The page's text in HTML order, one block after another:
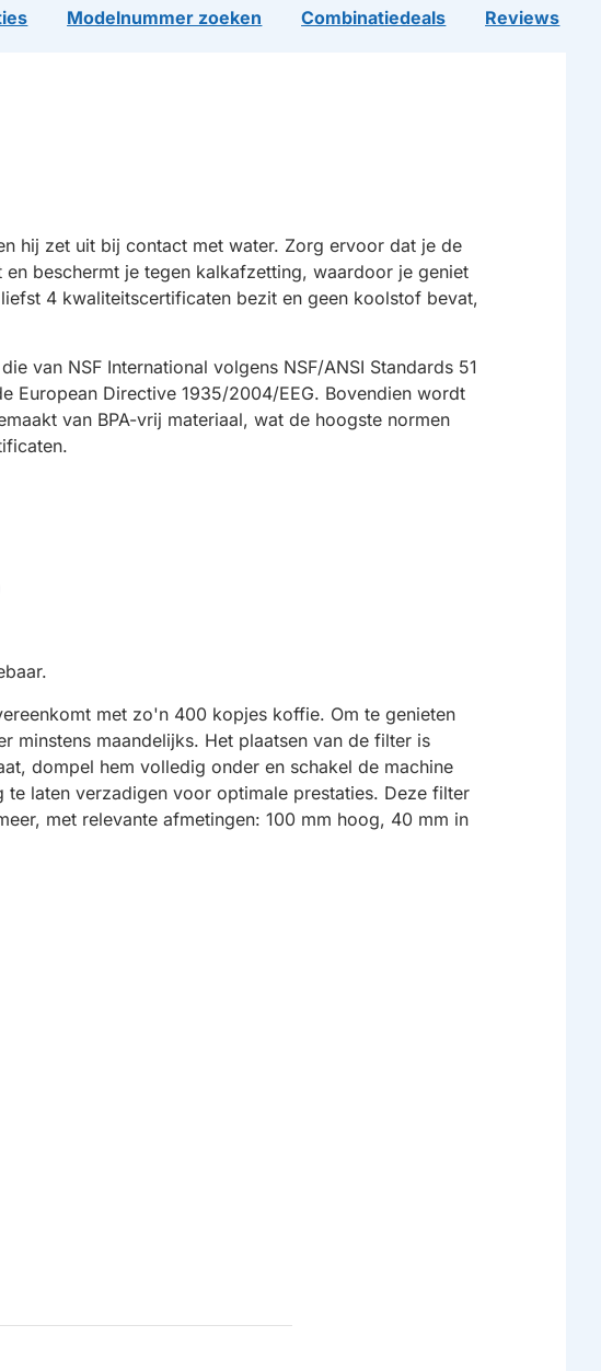
Modelnummer zoeken Combinatiedeals Reviews
hij zet uit bij contact met water. Zorg ervoor dat je de
beschermt je tegen kalkafzetting, waardoor je geniet
4 kwaliteitscertificaten bezit en geen koolstof bevat,
van NSF International volgens NSF/ANSI Standards 51
European Directive 1935/2004/EEG. Bovendien wordt
van BPA-vrij materiaal, wat de hoogste normen
met zo'n 400 kopjes koffie. Om te genieten
minstens maandelijks. Het plaatsen van de filter is
dompel hem volledig onder en schakel de machine
laten verzadigen voor optimale prestaties. Deze filter
met relevante afmetingen: 100 mm hoog, 40 mm in